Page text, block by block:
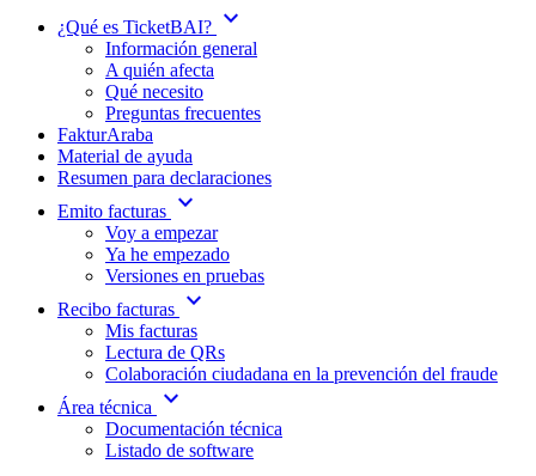
¿Qué es TicketBAI? expand_more
Información general
A quién afecta
Qué necesito
Preguntas frecuentes
FakturAraba
Material de ayuda
Resumen para declaraciones
Emito facturas expand_more
Voy a empezar
Ya he empezado
Versiones en pruebas
Recibo facturas expand_more
Mis facturas
Lectura de QRs
Colaboración ciudadana en la prevención del fraude
Área técnica
expand_more
Documentación técnica
Listado de software